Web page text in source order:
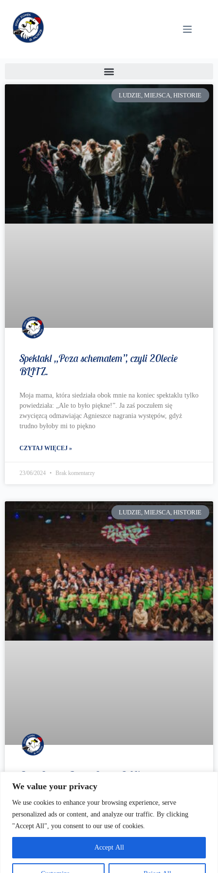
We value your privacy
We use cookies to enhance your browsing experience, serve
personalized ads or content, and analyze our traffic. By clicking
"Accept All", you consent to our use of cookies.
Accept All
LUDZIE, MIEJSCA, HISTORIE
Spektakl „Poza schematem”, czyli 20lecie
BLITZ.
Moja mama, która siedziała obok mnie na koniec spektaklu tylko
powiedziała: „Ale to było piękne!”. Ja zaś poczułem się
zwycięzcą odmawiając Agnieszce nagrania występów, gdyż
trudno byłoby mi to piękno
CZYTAJ WIĘCEJ »
23/06/2024 Brak komentarzy
LUDZIE, MIEJSCA, HISTORIE
Blitz Crew z Domu Sztuki GAK
Wieczór pełen energii, pasji i różnorodności artystycznej – tak
Wydarzenie to odbyło się w Stacji Orunia na ul. Dworcwoej,
gdzie